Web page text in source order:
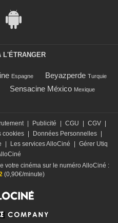
L'ÉTRANGER
Espagne Beyazperde Turquie
Sensacine México Mexique
| Publicité | CGU | CGV |
cookies | Données Personnelles |
| Les services AlloCiné | Gérer Utiq
votre cinéma sur le numéro AlloCiné :
(0,90€/minute)